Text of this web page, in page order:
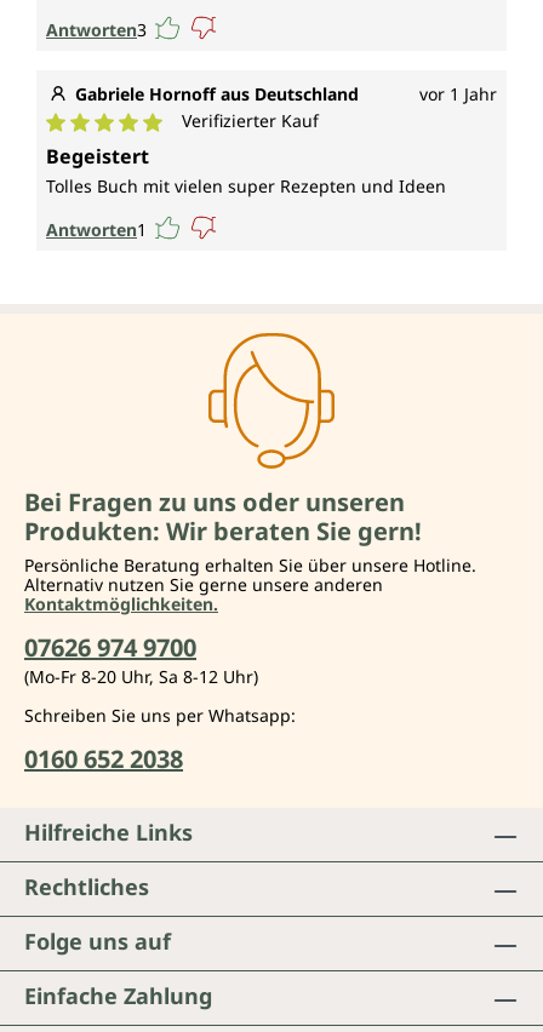
Antworten3
Gabriele Hornoff aus Deutschland vor 1 Jahr
Durchschnittliche Bewertung von 5 von 5 Sternen
Verifizierter Kauf
Begeistert
Tolles Buch mit vielen super Rezepten und Ideen
Antworten1
Bei Fragen zu uns oder unseren
Produkten: Wir beraten Sie gern!
Persönliche Beratung erhalten Sie über unsere Hotline.
Alternativ nutzen Sie gerne unsere anderen
Kontaktmöglichkeiten.
07626 974 9700
(Mo-Fr 8-20 Uhr, Sa 8-12 Uhr)
Schreiben Sie uns per Whatsapp:
0160 652 2038
Folge uns auf
Einfache Zahlung
Hilfreiche Links
Rechtliches